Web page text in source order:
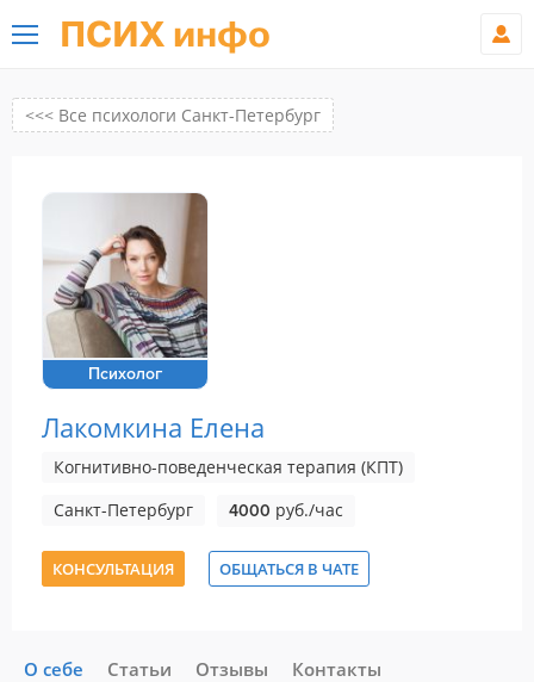
ПСИХ инфо
<<< Все психологи Санкт-Петербург
Психолог
Лакомкина Елена
Когнитивно-поведенческая терапия (КПТ)
Санкт-Петербург
4000 руб./час
КОНСУЛЬТАЦИЯ ОБЩАТЬСЯ В ЧАТЕ
О себе Статьи Отзывы Контакты